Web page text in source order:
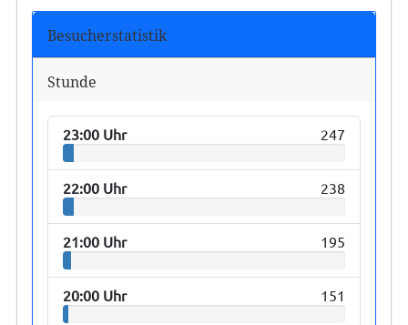
Besucherstatistik
Stunde
23:00 Uhr 247
22:00 Uhr 238
21:00 Uhr 195
20:00 Uhr 151